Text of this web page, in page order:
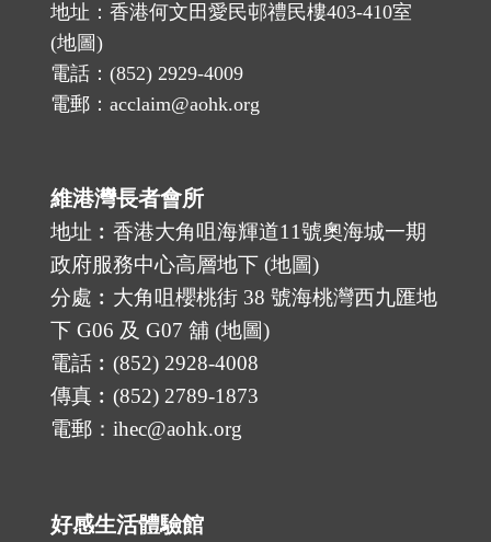
地址：香港何文田愛民邨禮民樓403-410室
(地圖)
電話：(852) 2929-4009
電郵：acclaim@aohk.org
維港灣長者會所
地址︰香港大角咀海輝道11號奧海城一期
政府服務中心高層地下 (地圖)
分處︰大角咀櫻桃街 38 號海桃灣西九匯地
下 G06 及 G07 舖 (地圖)
電話︰(852) 2928-4008
傳真︰(852) 2789-1873
電郵：ihec@aohk.org
好感生活體驗館